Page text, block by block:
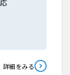
詳細をみる